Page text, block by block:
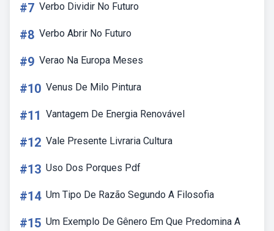
#7 Verbo Dividir No Futuro
#8 Verbo Abrir No Futuro
#9 Verao Na Europa Meses
#10 Venus De Milo Pintura
#11 Vantagem De Energia Renovável
#12 Vale Presente Livraria Cultura
#13 Uso Dos Porques Pdf
#14 Um Tipo De Razão Segundo A Filosofia
#15 Um Exemplo De Gênero Em Que Predomina A